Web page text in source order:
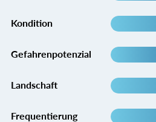
Kondition
Gefahrenpotenzial
Landschaft
Frequentierung